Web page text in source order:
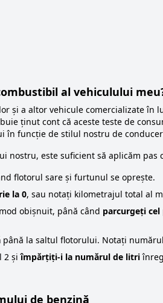
al vehiculului
și a altor vehicule comercializate în
ținut cont că aceste teste de
în funcție de stilul nostru de
nostru, este suficient să aplicăm pas
flotorul sare și furtunul se oprește.
la 0, sau notați kilometrajul total al
obișnuit, până când parcurgeți
până la saltul flotorului. Notați
2 șiîmpărțiți-i la numărul de litri
de benzină